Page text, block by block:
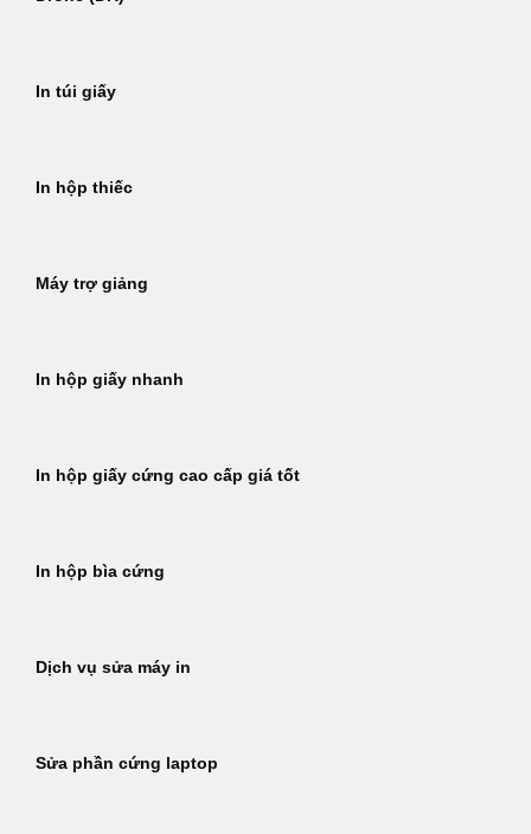
In túi giấy
In hộp thiếc
Máy trợ giảng
In hộp giấy nhanh
In hộp giấy cứng cao cấp giá tốt
In hộp bìa cứng
Dịch vụ sửa máy in
Sửa phần cứng laptop